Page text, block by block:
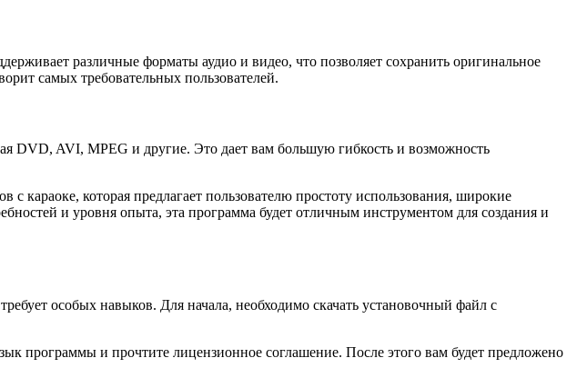
различные форматы аудио и видео, что позволяет сохранить оригинальное
самых требовательных пользователей.
DVD, AVI, MPEG и другие. Это дает вам большую гибкость и возможность
которая предлагает пользователю простоту использования, широкие
и уровня опыта, эта программа будет отличным инструментом для создания и
особых навыков. Для начала, необходимо скачать установочный файл с
программы и прочтите лицензионное соглашение. После этого вам будет предложено